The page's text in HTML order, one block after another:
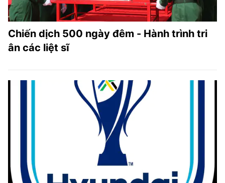
Chiến dịch 500 ngày đêm - Hành trình tri
ân các liệt sĩ